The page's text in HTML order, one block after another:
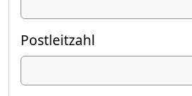
Postleitzahl